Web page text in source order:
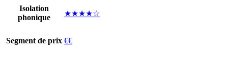
Isolation
phonique
★★★★☆
Segment de prix €€